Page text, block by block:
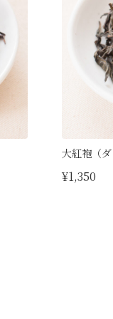
大紅袍（
¥1,350